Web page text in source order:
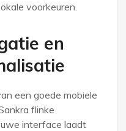
voorkeuren.
en
een goede mobiele
flinke
interface laadt